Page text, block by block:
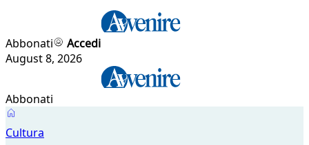
Abbonati
Accedi
August 8, 2026
Abbonati
Cultura